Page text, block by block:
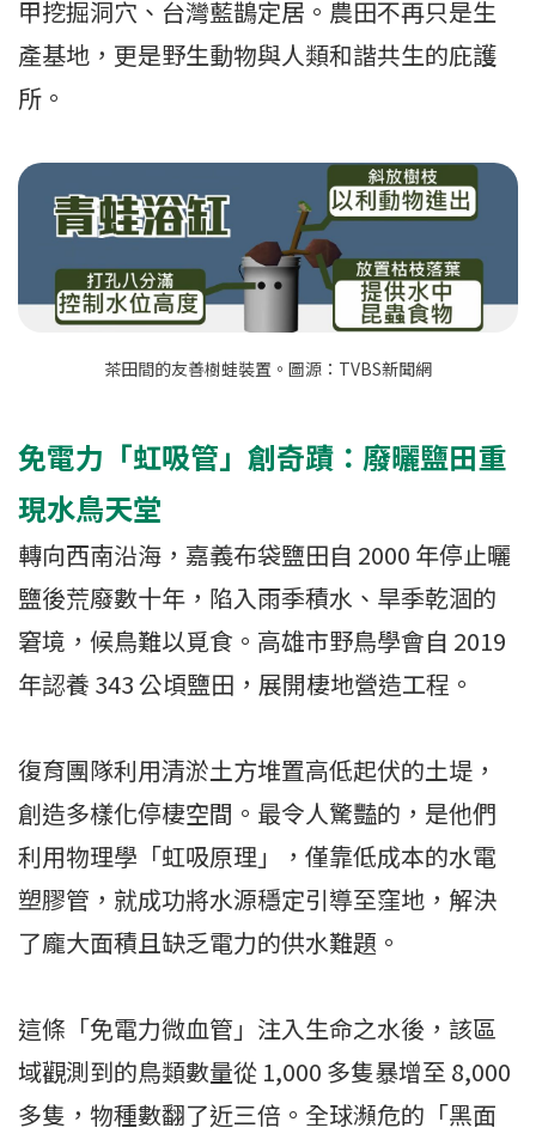
甲挖掘洞穴、台灣藍鵲定居。農田不再只是生
產基地，更是野生動物與人類和諧共生的庇護
所。
茶田間的友善樹蛙裝置。圖源：TVBS新聞網
免電力「虹吸管」創奇蹟：廢曬鹽田重
現水鳥天堂
轉向西南沿海，嘉義布袋鹽田自 2000 年停止曬
鹽後荒廢數十年，陷入雨季積水、旱季乾涸的
窘境，候鳥難以覓食。高雄市野鳥學會自 2019
年認養 343 公頃鹽田，展開棲地營造工程。
復育團隊利用清淤土方堆置高低起伏的土堤，
創造多樣化停棲空間。最令人驚豔的，是他們
利用物理學「虹吸原理」，僅靠低成本的水電
塑膠管，就成功將水源穩定引導至窪地，解決
了龐大面積且缺乏電力的供水難題。
這條「免電力微血管」注入生命之水後，該區
域觀測到的鳥類數量從 1,000 多隻暴增至 8,000
多隻，物種數翻了近三倍。全球瀕危的「黑面